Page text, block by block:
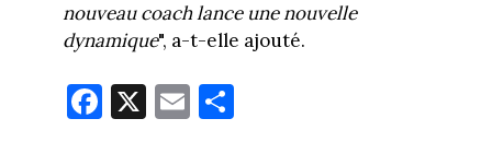
nouveau coach lance une nouvelle
dynamique", a-t-elle ajouté.
Fa
ce
X E
m
Pa
rt